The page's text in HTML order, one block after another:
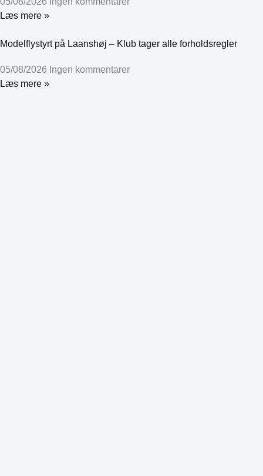
Læs mere »
Modelflystyrt på Laanshøj – Klub tager alle forholdsregler
05/08/2026 Ingen kommentarer
Læs mere »